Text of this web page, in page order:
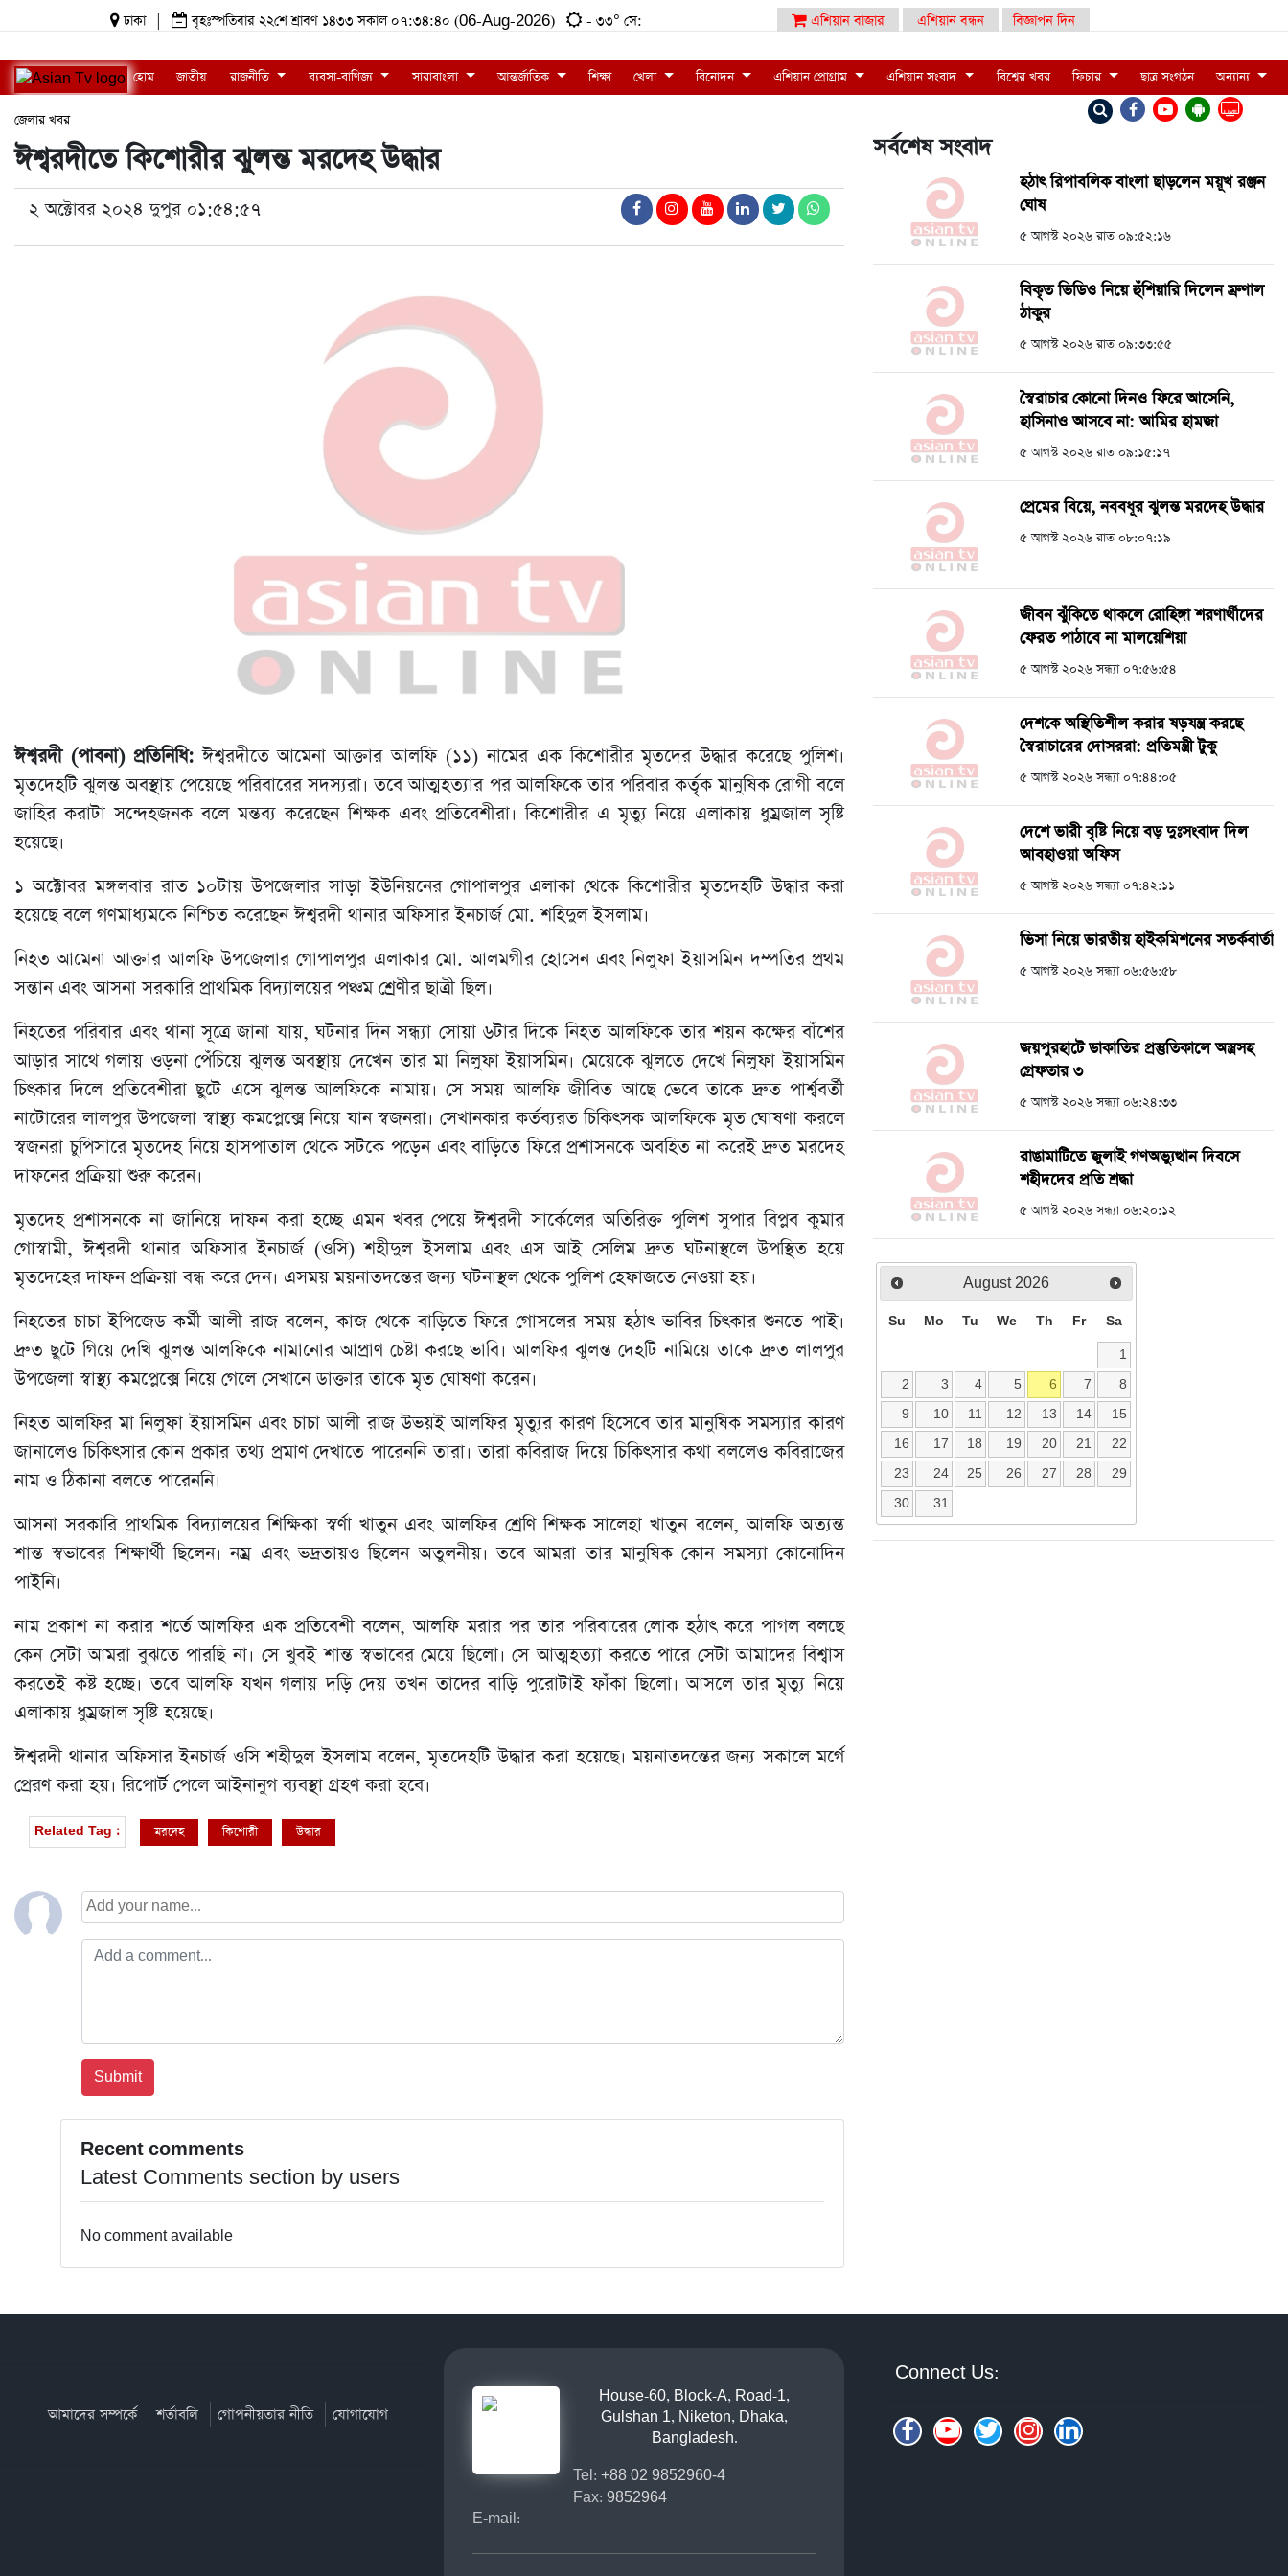
ঢাকা বৃহঃস্পতিবার ২২শে শ্রাবণ ১৪৩৩ সকাল ০৭:৩৪:৪০ (06-Aug-2026) - ৩৩° সে: এশিয়ান বাজার এশিয়ান বন্ধন বিজ্ঞাপন দিন
LIVE
হোম জাতীয় রাজনীতি ব্যবসা-বাণিজ্য সারাবাংলা আন্তর্জাতিক শিক্ষা খেলা বিনোদন এশিয়ান প্রোগ্রাম এশিয়ান সংবাদ বিশ্বের খবর ফিচার ছাত্র সংগঠন অন্যান্য
জেলার খবর
ঈশ্বরদীতে কিশোরীর ঝুলন্ত মরদেহ উদ্ধার
২ অক্টোবর ২০২৪ দুপুর ০১:৫৪:৫৭
ঈশ্বরদী (পাবনা) প্রতিনিধি:ঈশ্বরদীতে আমেনা আক্তার আলফি (১১) নামের এক কিশোরীর মৃতদের উদ্ধার করেছে পুলিশ।
মৃতদেহটি ঝুলন্ত অবস্থায় পেয়েছে পরিবারের সদস্যরা। তবে আত্মহত্যার পর আলফিকে তার পরিবার কর্তৃক মানুষিক রোগী বলে
জাহির করাটা সন্দেহজনক বলে মন্তব্য করেছেন শিক্ষক এবং প্রতিবেশীরা। কিশোরীর এ মৃত্যু নিয়ে এলাকায় ধুম্রজাল সৃষ্টি
হয়েছে।
১ অক্টোবর মঙ্গলবার রাত ১০টায় উপজেলার সাড়া ইউনিয়নের গোপালপুর এলাকা থেকে কিশোরীর মৃতদেহটি উদ্ধার করা
হয়েছে বলে গণমাধ্যমকে নিশ্চিত করেছেন ঈশ্বরদী থানার অফিসার ইনচার্জ মো. শহিদুল ইসলাম।
নিহত আমেনা আক্তার আলফি উপজেলার গোপালপুর এলাকার মো. আলমগীর হোসেন এবং নিলুফা ইয়াসমিন দম্পতির প্রথম
সন্তান এবং আসনা সরকারি প্রাথমিক বিদ্যালয়ের পঞ্চম শ্রেণীর ছাত্রী ছিল।
নিহতের পরিবার এবং থানা সূত্রে জানা যায়, ঘটনার দিন সন্ধ্যা সোয়া ৬টার দিকে নিহত আলফিকে তার শয়ন কক্ষের বাঁশের
আড়ার সাথে গলায় ওড়না পেঁচিয়ে ঝুলন্ত অবস্থায় দেখেন তার মা নিলুফা ইয়াসমিন। মেয়েকে ঝুলতে দেখে নিলুফা ইয়াসমিন
চিৎকার দিলে প্রতিবেশীরা ছুটে এসে ঝুলন্ত আলফিকে নামায়। সে সময় আলফি জীবিত আছে ভেবে তাকে দ্রুত পার্শ্ববর্তী
নাটোরের লালপুর উপজেলা স্বাস্থ্য কমপ্লেক্সে নিয়ে যান স্বজনরা। সেখানকার কর্তব্যরত চিকিৎসক আলফিকে মৃত ঘোষণা করলে
স্বজনরা চুপিসারে মৃতদেহ নিয়ে হাসপাতাল থেকে সটকে পড়েন এবং বাড়িতে ফিরে প্রশাসনকে অবহিত না করেই দ্রুত মরদেহ
দাফনের প্রক্রিয়া শুরু করেন।
মৃতদেহ প্রশাসনকে না জানিয়ে দাফন করা হচ্ছে এমন খবর পেয়ে ঈশ্বরদী সার্কেলের অতিরিক্ত পুলিশ সুপার বিপ্লব কুমার
গোস্বামী, ঈশ্বরদী থানার অফিসার ইনচার্জ (ওসি) শহীদুল ইসলাম এবং এস আই সেলিম দ্রুত ঘটনাস্থলে উপস্থিত হয়ে
মৃতদেহের দাফন প্রক্রিয়া বন্ধ করে দেন। এসময় ময়নাতদন্তের জন্য ঘটনাস্থল থেকে পুলিশ হেফাজতে নেওয়া হয়।
নিহতের চাচা ইপিজেড কর্মী আলী রাজ বলেন, কাজ থেকে বাড়িতে ফিরে গোসলের সময় হঠাৎ ভাবির চিৎকার শুনতে পাই।
দ্রুত ছুটে গিয়ে দেখি ঝুলন্ত আলফিকে নামানোর আপ্রাণ চেষ্টা করছে ভাবি। আলফির ঝুলন্ত দেহটি নামিয়ে তাকে দ্রুত লালপুর
উপজেলা স্বাস্থ্য কমপ্লেক্সে নিয়ে গেলে সেখানে ডাক্তার তাকে মৃত ঘোষণা করেন।
নিহত আলফির মা নিলুফা ইয়াসমিন এবং চাচা আলী রাজ উভয়ই আলফির মৃত্যুর কারণ হিসেবে তার মানুষিক সমস্যার কারণ
জানালেও চিকিৎসার কোন প্রকার তথ্য প্রমাণ দেখাতে পারেননি তারা। তারা কবিরাজ দিয়ে চিকিৎসার কথা বললেও কবিরাজের
নাম ও ঠিকানা বলতে পারেননি।
আসনা সরকারি প্রাথমিক বিদ্যালয়ের শিক্ষিকা স্বর্ণা খাতুন এবং আলফির শ্রেণি শিক্ষক সালেহা খাতুন বলেন, আলফি অত্যন্ত
শান্ত স্বভাবের শিক্ষার্থী ছিলেন। নম্র এবং ভদ্রতায়ও ছিলেন অতুলনীয়। তবে আমরা তার মানুষিক কোন সমস্যা কোনোদিন
পাইনি।
নাম প্রকাশ না করার শর্তে আলফির এক প্রতিবেশী বলেন, আলফি মরার পর তার পরিবারের লোক হঠাৎ করে পাগল বলছে
কেন সেটা আমরা বুঝতে পারছি না। সে খুবই শান্ত স্বভাবের মেয়ে ছিলো। সে আত্মহত্যা করতে পারে সেটা আমাদের বিশ্বাস
করতেই কষ্ট হচ্ছে। তবে আলফি যখন গলায় দড়ি দেয় তখন তাদের বাড়ি পুরোটাই ফাঁকা ছিলো। আসলে তার মৃত্যু নিয়ে
এলাকায় ধুম্রজাল সৃষ্টি হয়েছে।
ঈশ্বরদী থানার অফিসার ইনচার্জ ওসি শহীদুল ইসলাম বলেন, মৃতদেহটি উদ্ধার করা হয়েছে। ময়নাতদন্তের জন্য সকালে মর্গে
প্রেরণ করা হয়। রিপোর্ট পেলে আইনানুগ ব্যবস্থা গ্রহণ করা হবে।
Related Tag : মরদেহ কিশোরী উদ্ধার
Recent comments
Latest Comments section by users
No comment available
সর্বশেষ সংবাদ
হঠাৎ রিপাবলিক বাংলা ছাড়লেন ময়ূখ রঞ্জন
ঘোষ
৫ আগস্ট ২০২৬ রাত ০৯:৫২:১৬
বিকৃত ভিডিও নিয়ে হুঁশিয়ারি দিলেন ম্রুণাল
ঠাকুর
৫ আগস্ট ২০২৬ রাত ০৯:৩৩:৫৫
স্বৈরাচার কোনো দিনও ফিরে আসেনি,
হাসিনাও আসবে না: আমির হামজা
৫ আগস্ট ২০২৬ রাত ০৯:১৫:১৭
প্রেমের বিয়ে, নববধূর ঝুলন্ত মরদেহ উদ্ধার
৫ আগস্ট ২০২৬ রাত ০৮:০৭:১৯
জীবন ঝুঁকিতে থাকলে রোহিঙ্গা শরণার্থীদের
ফেরত পাঠাবে না মালয়েশিয়া
৫ আগস্ট ২০২৬ সন্ধ্যা ০৭:৫৬:৫৪
দেশকে অস্থিতিশীল করার ষড়যন্ত্র করছে
স্বৈরাচারের দোসররা: প্রতিমন্ত্রী টুকু
৫ আগস্ট ২০২৬ সন্ধ্যা ০৭:৪৪:০৫
দেশে ভারী বৃষ্টি নিয়ে বড় দুঃসংবাদ দিল
আবহাওয়া অফিস
৫ আগস্ট ২০২৬ সন্ধ্যা ০৭:৪২:১১
ভিসা নিয়ে ভারতীয় হাইকমিশনের সতর্কবার্তা
৫ আগস্ট ২০২৬ সন্ধ্যা ০৬:৫৬:৫৮
জয়পুরহাটে ডাকাতির প্রস্তুতিকালে অস্ত্রসহ
গ্রেফতার ৩
৫ আগস্ট ২০২৬ সন্ধ্যা ০৬:২৪:৩৩
রাঙামাটিতে জুলাই গণঅভ্যুত্থান দিবসে
শহীদদের প্রতি শ্রদ্ধা
৫ আগস্ট ২০২৬ সন্ধ্যা ০৬:২০:১২
August 2026
Su Mo Tu We Th Fr Sa
1
2
3 4 5 6 7
8
9
10 11 12 13 14
15
16
17 18 19 20 21
22
23
24 25 26 27 28
29
30
31
আমাদের সম্পর্কে শর্তাবলি গোপনীয়তার নীতি যোগাযোগ
House-60, Block-A, Road-1,
Gulshan 1, Niketon, Dhaka,
Bangladesh.
Tel: +88 02 9852960-4
Fax: 9852964
E-mail:
Connect Us: